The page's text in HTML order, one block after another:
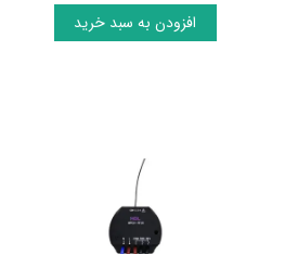
افزودن به سبد خرید